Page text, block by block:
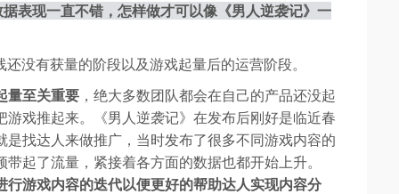
表现一直不错，怎样做才可以像《男人逆袭记》一
没有获量的阶段以及游戏起量后的运营阶段。
量至关重要 ，绝大多数团队都会在自己的产品还没起
戏推起来。《男人逆袭记》在发布后刚好是临近春
找达人来做推广，当时发布了很多不同游戏内容的
起了流量，紧接着各方面的数据也都开始上升。
游戏内容的迭代以便更好的帮助达人实现内容分